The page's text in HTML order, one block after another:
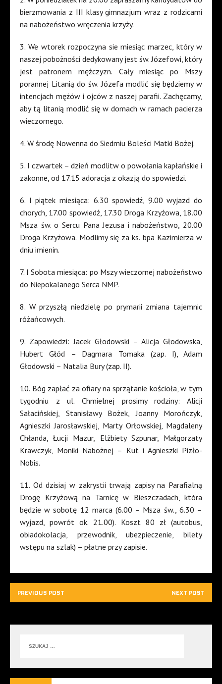
bierzmowania z III klasy gimnazjum wraz z rodzicami
na nabożeństwo wręczenia krzyży.
3. We wtorek rozpoczyna sie miesiąc marzec, który w
naszej pobożności dedykowany jest św. Józefowi, który
jest patronem mężczyzn. Cały miesiąc po Mszy
porannej Litanią do św. Józefa modlić się będziemy w
intencjach mężów i ojców z naszej parafii. Zachęcamy,
aby tą litanią modlić się w domach w ramach pacierza
wieczornego.
4. W środę Nowenna do Siedmiu Boleści Matki Bożej.
5. I czwartek – dzień modlitw o powołania kapłańskie i
zakonne, od 17.15 adoracja z okazją do spowiedzi.
6. I piątek miesiąca: 6.30 spowiedź, 9.00 wyjazd do
chorych, 17.00 spowiedź, 17.30 Droga Krzyżowa, 18.00
Msza św. o Sercu Pana Jezusa i nabożeństwo, 20.00
Droga Krzyżowa. Modlimy się za ks. bpa Kazimierza w
dniu imienin.
7. I Sobota miesiąca: po Mszy wieczornej nabożeństwo
do Niepokalanego Serca NMP.
8. W przyszłą niedzielę po prymarii zmiana tajemnic
różańcowych.
9. Zapowiedzi: Jacek Głodowski – Alicja Głodowska,
Hubert Głód – Dagmara Tomaka (zap. I), Adam
Głodowski – Natalia Bury (zap. II).
10. Bóg zapłać za ofiary na sprzątanie kościoła, w tym
tygodniu z ul. Chmielnej prosimy rodziny: Alicji
Sałacińskiej, Stanisławy Bożek, Joanny Morończyk,
Agnieszki Jarosławskiej, Marty Orłowskiej, Magdaleny
Chłanda, Łucji Mazur, Elżbiety Szpunar, Małgorzaty
Krawczyk, Moniki Nabożnej – Kut i Agnieszki Pizło-
Nobis.
11. Od dzisiaj w zakrystii trwają zapisy na Parafialną
Drogę Krzyżową na Tarnicę w Bieszczadach, która
będzie w sobotę 12 marca (6.00 – Msza św., 6.30 –
wyjazd, powrót ok. 21.00). Koszt 80 zł (autobus,
obiadokolacja, przewodnik, ubezpieczenie, bilety
wstępu na szlak) – płatne przy zapisie.
PREVIOUS POST NEXT POST